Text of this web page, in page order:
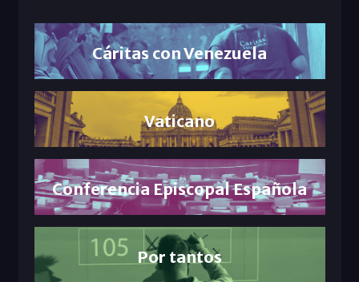
Cáritas con Venezuela
Vaticano
Conferencia Episcopal Española
Por tantos